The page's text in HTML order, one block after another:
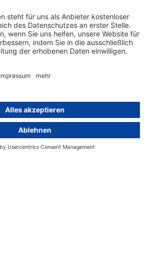
m. b. H
Ressourcen
Ratgeber und Artikel
Newsletter
Datenschutzvergleich